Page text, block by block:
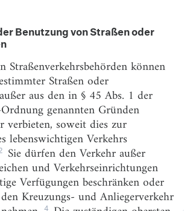
2)
2)
Benutzung von Straßen oder
Straßenverkehrsbehörden können
Straßen oder
aus den in § 45 Abs. 1 der
genannten Gründen
verbieten, soweit dies zur
lebenswichtigen Verkehrs
Sie dürfen den Verkehr außer
und Verkehrseinrichtungen
Verfügungen beschränken oder
Kreuzungs- und Anliegerverkehr
4